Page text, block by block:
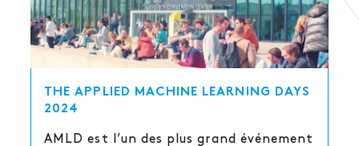
THE APPLIED MACHINE LEARNING DAYS
2024
AMLD est l’un des plus grand événement